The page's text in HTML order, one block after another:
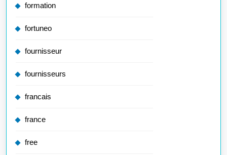
formation
fortuneo
fournisseur
fournisseurs
francais
france
free